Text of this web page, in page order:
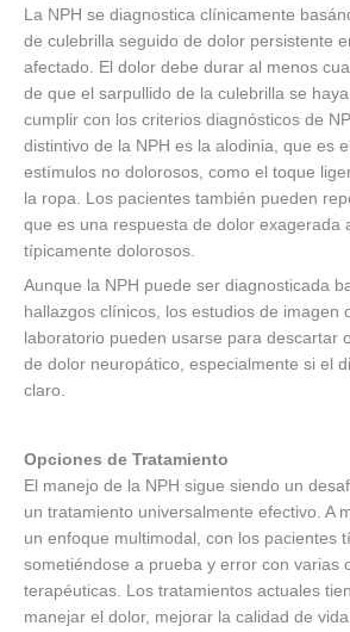
La NPH se diagnostica clínicamente
de culebrilla seguido de dolor persistente
afectado. El dolor debe durar al menos
de que el sarpullido de la culebrilla se
cumplir con los criterios diagnósticos de
distintivo de la NPH es la alodinia, que es
estímulos no dolorosos, como el toque
la ropa. Los pacientes también pueden
que es una respuesta de dolor exagerada
típicamente dolorosos.
Aunque la NPH puede ser diagnosticada
hallazgos clínicos, los estudios de imagen
laboratorio pueden usarse para descartar
de dolor neuropático, especialmente si el
claro.
Opciones de Tratamiento
El manejo de la NPH sigue siendo un
un tratamiento universalmente efectivo. A
un enfoque multimodal, con los pacientes
sometiéndose a prueba y error con varias
terapéuticas. Los tratamientos actuales
manejar el dolor, mejorar la calidad de